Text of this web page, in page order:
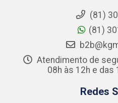
(81)
(81)
Atendimento de
08h às 12h e das
Redes